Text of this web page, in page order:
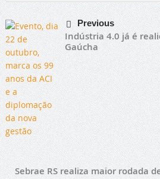
Previous
Indústria 4.0 já é
Gaúcha
Sebrae RS realiza maior rodada